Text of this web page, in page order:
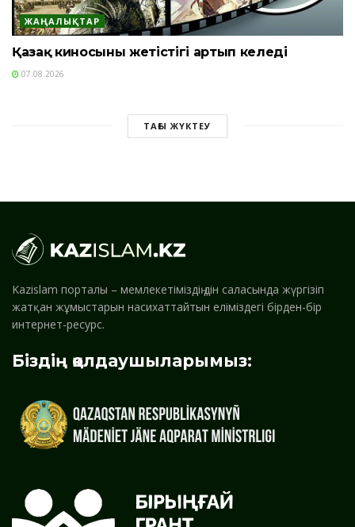
ЖАҢАЛЫҚТАР
Қазақ киносының жетістігі артып келеді
07.08.2026
ТАҒЫ ЖҮКТЕУ
Kazislam порталы – мемлекетіміздің дін саласында жүргізіп
жатқан жұмыстарын насихаттайтын еліміздегі бірден-бір
интернет-ресурс.
Біздің қолдаушыларымыз: